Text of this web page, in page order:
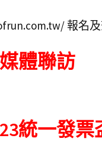
報名及
體聯訪
統一發